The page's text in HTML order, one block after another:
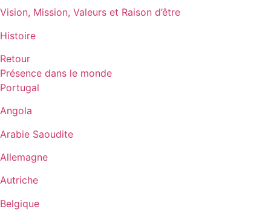
Vision, Mission, Valeurs et Raison d’être
Histoire
Retour
Présence dans le monde
Portugal
Angola
Arabie Saoudite
Allemagne
Autriche
Belgique